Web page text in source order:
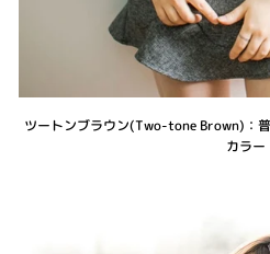
ツートンブラウン(Two-tone Brown)：
カラー